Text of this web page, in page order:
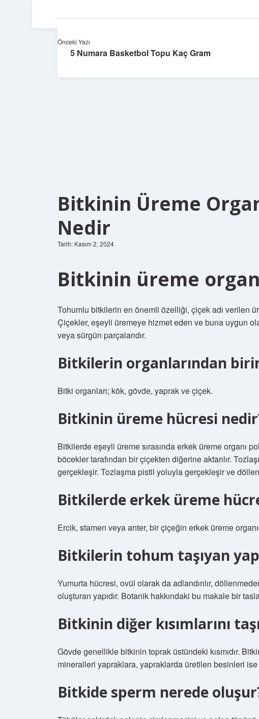
Bitkinin Üreme
Nedir
Tarih: Kasım 2, 2024
Bitkinin üreme
Tohumlu bitkilerin en önemli özelliği, çiçek adı verilen
Çiçekler, eşeyli üremeye hizmet eden ve buna uygun
veya sürgün parçalarıdır.
Bitkilerin organlarından
Bitki organları; kök, gövde, yaprak ve çiçek.
Bitkinin üreme hücresi
Bitkilerde eşeyli üreme sırasında erkek üreme organı
böcekler tarafından bir çiçekten diğerine aktarılır.
gerçekleşir. Tozlaşma pistil yoluyla gerçekleşir ve
Bitkilerde erkek üreme
Ercik, stamen veya anter, bir çiçeğin erkek üreme
Bitkilerin tohum taşıyan
Yumurta hücresi, ovül olarak da adlandırılır,
oluşturan yapıdır. Botanik hakkındaki bu makale bir
Bitkinin diğer kısımlarını
Gövde genellikle bitkinin toprak üstündeki kısmıdır.
mineralleri yapraklara, yapraklarda üretilen besinleri ise
Bitkide sperm nerede
Önceki Yazı
5 Numara Basketbol Topu Kaç Gram